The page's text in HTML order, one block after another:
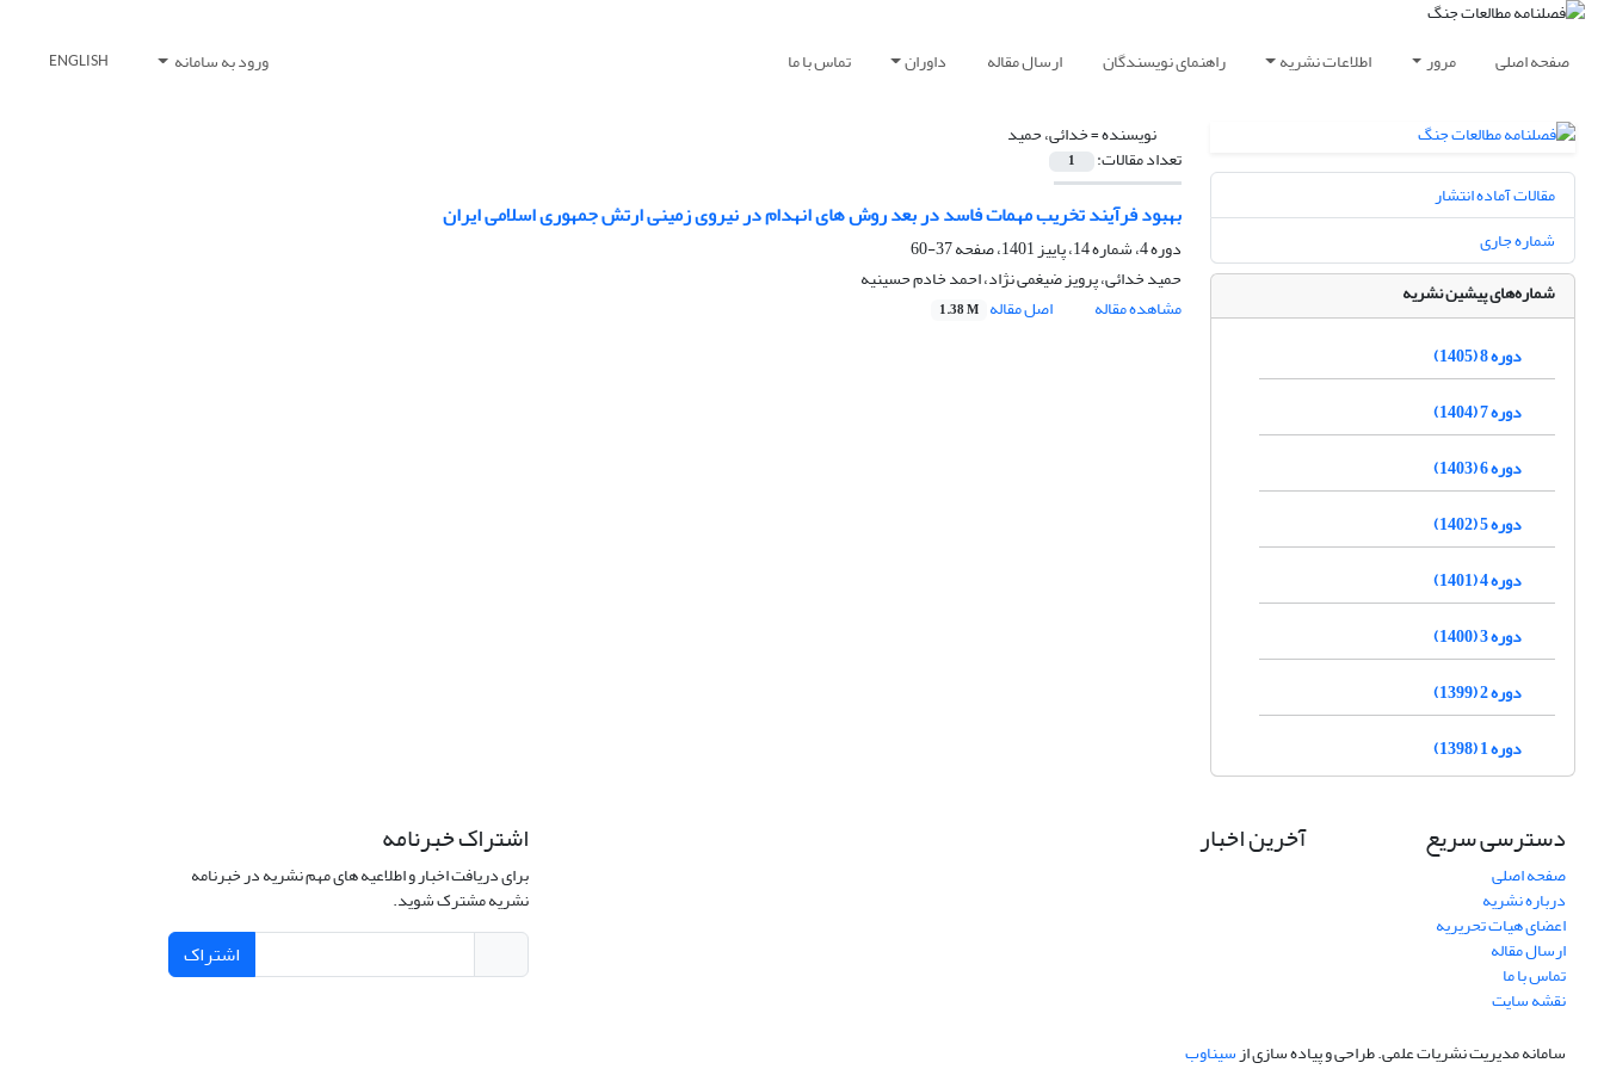
صفحه اصلی مرور اطلاعات نشریه راهنمای نویسندگان ارسال مقاله داوران تماس با ما ورود به سامانه ENGLISH
نویسنده =خدائی، حمید
تعداد مقالات: 1
بهبود فرآیند تخریب مهمات فاسد در بعد روش های انهدام در نیروی زمینی ارتش جمهوری اسلامی ایران
دوره 4، شماره 14، پاییز 1401، صفحه
37-60
حمید خدائی، پرویز ضیغمی نژاد، احمد خادم حسینیه
مشاهده مقاله
اصل مقاله 1.38 M
مقالات آماده انتشار
شماره جاری
شماره‌های پیشین نشریه
دوره 8 (1405)
دوره 7 (1404)
دوره 6 (1403)
دوره 5 (1402)
دوره 4 (1401)
دوره 3 (1400)
دوره 2 (1399)
دوره 1 (1398)
دسترسی سریع
صفحه اصلی
درباره نشریه
اعضای هیات تحریریه
ارسال مقاله
تماس با ما
نقشه سایت
آخرین اخبار اشتراک خبرنامه
برای دریافت اخبار و اطلاعیه های مهم نشریه در خبرنامه
نشریه مشترک شوید.
اشتراک
سامانه مدیریت نشریات علمی.طراحی و پیاده سازی ازسیناوب